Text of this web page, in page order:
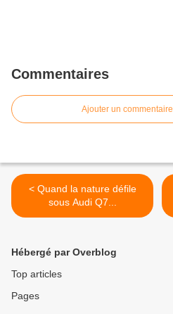
Commentaires
Ajouter un commentaire
< Quand la nature défile
sous Audi Q7...
Hébergé par Overblog
Top articles
Pages